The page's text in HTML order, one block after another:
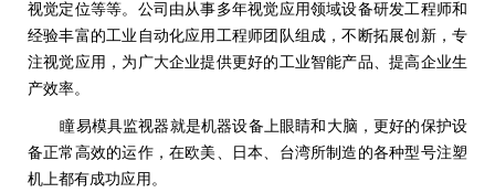
视觉定位等等。公司由从事多年视觉应用领域设备研发工程师和
经验丰富的工业自动化应用工程师团队组成，不断拓展创新，专
注视觉应用，为广大企业提供更好的工业智能产品、提高企业生
产效率。
瞳易模具监视器就是机器设备上眼睛和大脑，更好的保护设
备正常高效的运作，在欧美、日本、台湾所制造的各种型号注塑
机上都有成功应用。